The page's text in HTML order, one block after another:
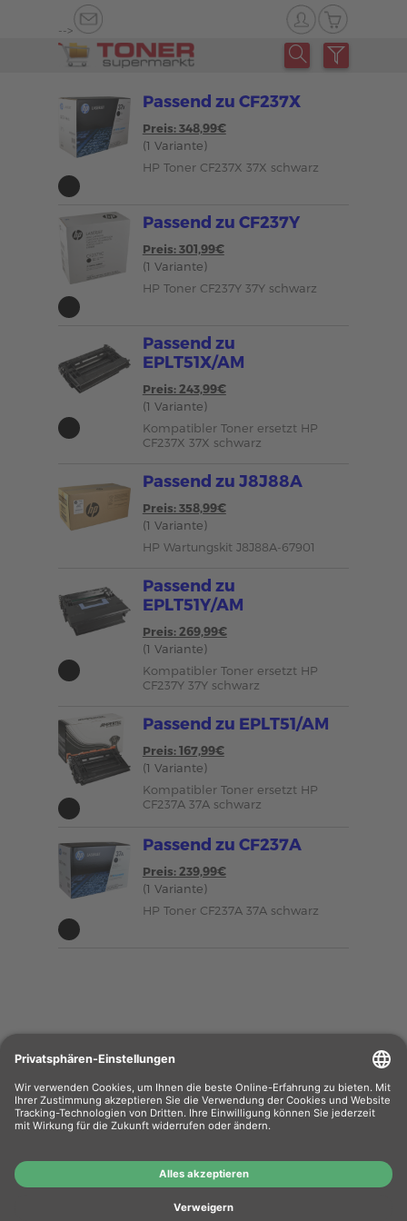
-->
Passend zu CF237X
Preis: 348,99€
(1 Variante)
HP Toner CF237X 37X schwarz
Passend zu CF237Y
Preis: 301,99€
(1 Variante)
HP Toner CF237Y 37Y schwarz
Passend zu
EPLT51X/AM
Preis: 243,99€
(1 Variante)
Kompatibler Toner ersetzt HP
CF237X 37X schwarz
Passend zu J8J88A
Preis: 358,99€
(1 Variante)
HP Wartungskit J8J88A-67901
Passend zu
EPLT51Y/AM
Preis: 269,99€
(1 Variante)
Kompatibler Toner ersetzt HP
CF237Y 37Y schwarz
Passend zu EPLT51/AM
Preis: 167,99€
(1 Variante)
Kompatibler Toner ersetzt HP
CF237A 37A schwarz
Passend zu CF237A
Preis: 239,99€
(1 Variante)
HP Toner CF237A 37A schwarz
Wiederverkäufer: Das Angebot unseres Web-
Shops richtet sich nicht an Wiederverkäufer.